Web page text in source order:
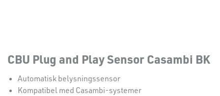
CBU Plug and Play Sensor Casambi BK
Automatisk belysningssensor
Kompatibel med Casambi-systemer